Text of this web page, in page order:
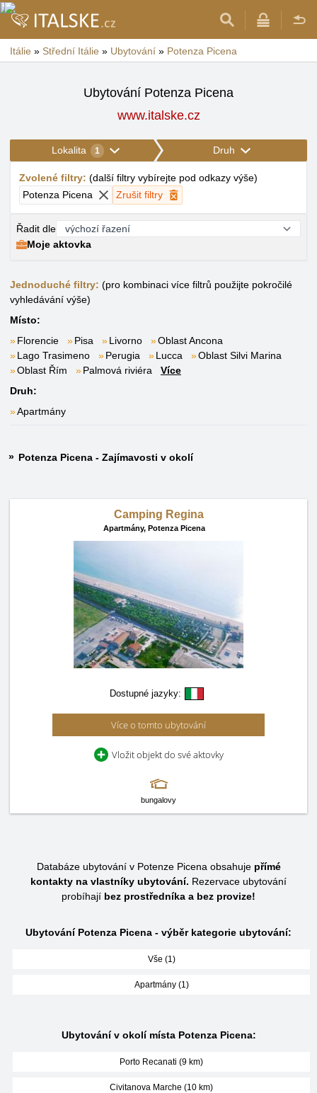
Itálie » Střední Itálie » Ubytování » Potenza Picena
Ubytování Potenza Picena
www.italske.cz
Lokalita 1 Druh
Zvolené filtry: (další filtry vybírejte pod odkazy výše)
Potenza Picena
Zrušit filtry
Řadit dle
Moje aktovka
Jednoduché filtry: (pro kombinaci více filtrů použijte pokročilé
vyhledávání výše)
Místo:
Florencie
Pisa Livorno
Oblast Ancona
Lago Trasimeno
Perugia Lucca
Oblast Silvi Marina
Oblast Řím
Palmová riviéra
Více
Druh:
Apartmány
Potenza Picena - Zajímavosti v okolí
Camping Regina
Apartmány, Potenza Picena
Dostupné jazyky:
Více o tomto ubytování
Vložit objekt do své aktovky
bungalovy
Databáze ubytování v Potenze Picena obsahuje přímé
kontakty na vlastníky ubytování. Rezervace ubytování
probíhají bez prostředníka a bez provize!
Ubytování Potenza Picena - výběr kategorie ubytování:
Vše (1)
Apartmány (1)
Ubytování v okolí místa Potenza Picena:
Porto Recanati (9 km)
Civitanova Marche (10 km)